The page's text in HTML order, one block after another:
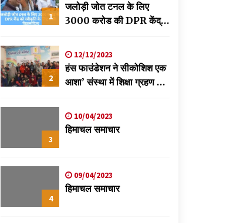
1
जलोड़ी जोत टनल के लिए
3000 करोड की DPR केंद्र
विक्रमादित्य
2
12/12/2023
हंस फाउंडेशन ने सीकोशिश एक
आशा’ संस्था में शिक्षा ग्रहण कर
स्वास्थ्य शिविर
3
10/04/2023
हिमाचल समाचार
4
09/04/2023
हिमाचल समाचार